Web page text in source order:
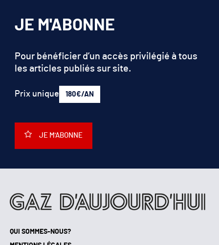
QUI SOMMES-NOUS?
JE M'ABONNE
Pour bénéficier d’un accès privilégié à tous
les articles publiés sur site.
Prix unique 180€/AN
JE M'ABONNE